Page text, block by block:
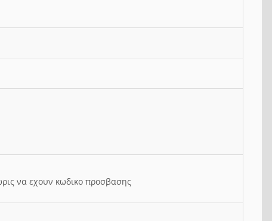
να εχουν κωδικο προσβασης